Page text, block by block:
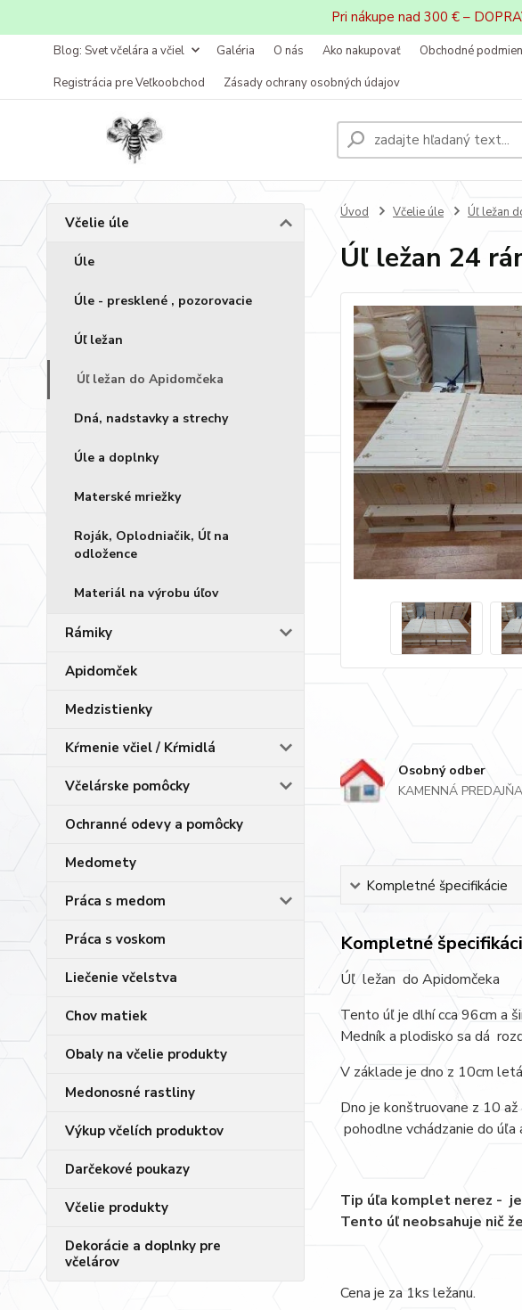
Pri nákupe nad 300 € –
Blog: Svet včelára a včiel Galéria O nás Ako nakupovať Obchodné
Registrácia pre Veľkoobchod
Zásady ochrany osobných údajov
Včelie úle
Úle
Úle - presklené , pozorovacie
Úľ ležan
Úľ ležan do Apidomčeka
Dná, nadstavky a strechy
Úle a doplnky
Materské mriežky
Roják, Oplodniačik, Úľ na
odložence
Materiál na výrobu úľov
Rámiky
Apidomček
Medzistienky
Kŕmenie včiel / Kŕmidlá
Včelárske pomôcky
Ochranné odevy a pomôcky
Medomety
Práca s medom
Práca s voskom
Liečenie včelstva
Chov matiek
Obaly na včelie produkty
Medonosné rastliny
Výkup včelích produktov
Darčekové poukazy
Včelie produkty
Dekorácie a doplnky pre
včelárov
Úvod Včelie úle Úľ ležan
Úľ ležan 24
Osobný odber
KAMENNÁ PREDAJŇA
Kompletné špecifikácie
Kompletné
Úľ ležan do Apidomčeka
Tento úľ je dlhí cca 96cm a
Medník a plodisko sa dá
V základe je dno z 10cm
Dno je konštruovane z 10
pohodlne vchádzanie do
Tip úľa komplet nerez -
Tento úľ neobsahuje nič
Cena je za 1ks ležanu.